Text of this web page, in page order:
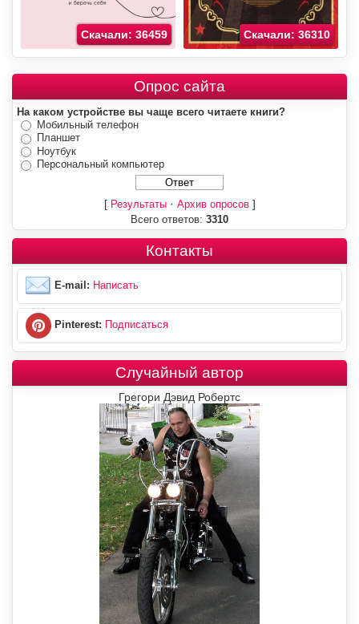
Скачали: 36459 Скачали: 36310
Опрос сайта
На каком устройстве вы чаще всего читаете книги?
Мобильный телефон
Планшет
Ноутбук
Персональный компьютер
[ Результаты· Архив опросов]
Всего ответов: 3310
Контакты
E-mail: Написать
Pinterest: Подписаться
Случайный автор
Грегори Дэвид Робертс